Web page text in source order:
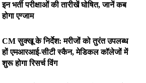
इन भर्ती परीक्षाओं की तारीखें घोषित, जानें कब
होगा एग्जाम
CM सुक्खू के निर्देश: मरीजों को तुरंत उपलब्ध
हों एमआरआई-सीटी स्कैन, मेडिकल कॉलेजों में
शुरू होगा रिसर्च विंग